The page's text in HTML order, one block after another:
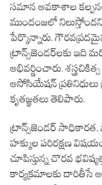
సమాన అవకాశాల
ముందంజలో
పేర్కొన్నారు.
ట్రాన్స్‌జెండర్‌లకు ఇది
అభివర్ణించారు.
అసోసియేషన్‌ ప్రతినిధులు
కృతజ్ఞతలు తెలిపారు.
ట్రాన్స్‌జెండర్
హక్కుల పరిరక్షణ
చూపిస్తున్న చొరవ
కార్యక్రమాలకు